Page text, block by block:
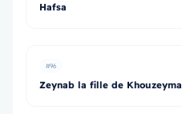
Hafsa
#96
Zeynab la fille de Khouzeyma